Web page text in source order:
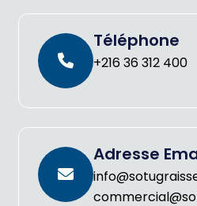
Téléphone
+216 36 312 400
Adresse